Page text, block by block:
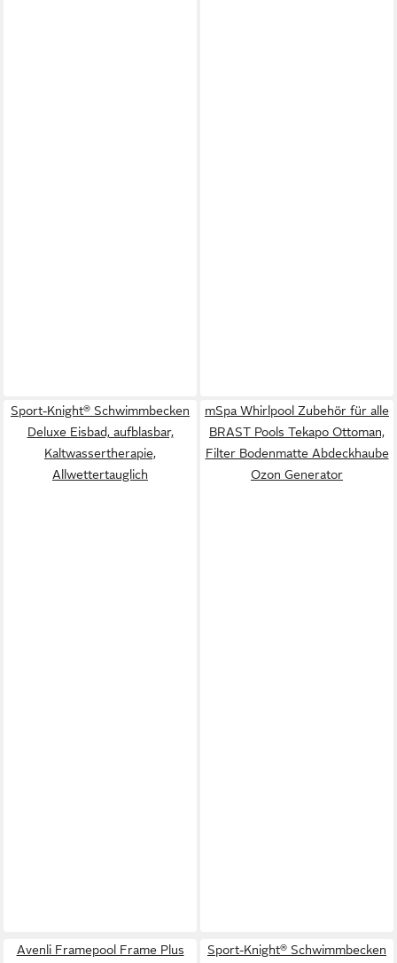
Sport-Knight® Schwimmbecken
Deluxe Eisbad, aufblasbar,
Kaltwassertherapie,
Allwettertauglich
mSpa Whirlpool Zubehör für alle
BRAST Pools Tekapo Ottoman,
Filter Bodenmatte Abdeckhaube
Ozon Generator
Avenli Framepool Frame Plus
Sport-Knight® Schwimmbecken